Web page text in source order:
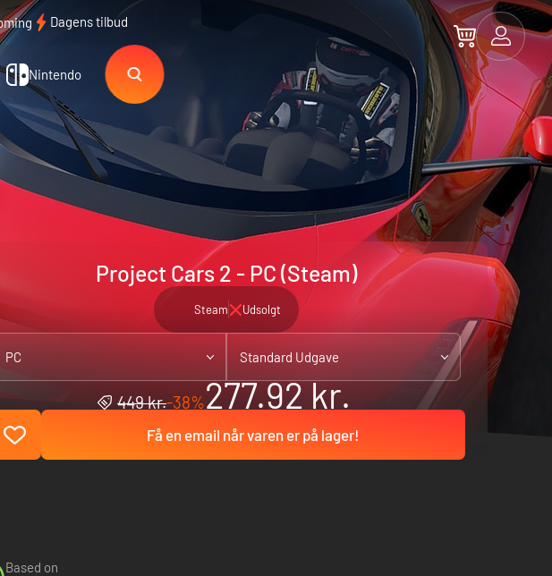
Dagens tilbud
Nintendo
Project Cars 2 - PC (Steam)
Steam Udsolgt
PC Standard Udgave
449 kr.-38%277.92 kr.
Få en email når varen er på lager!
Based on